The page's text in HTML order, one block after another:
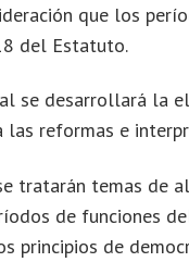
que los
del Estatuto.
se desarrollará la
las reformas e
tratarán temas de
de funciones
principios de